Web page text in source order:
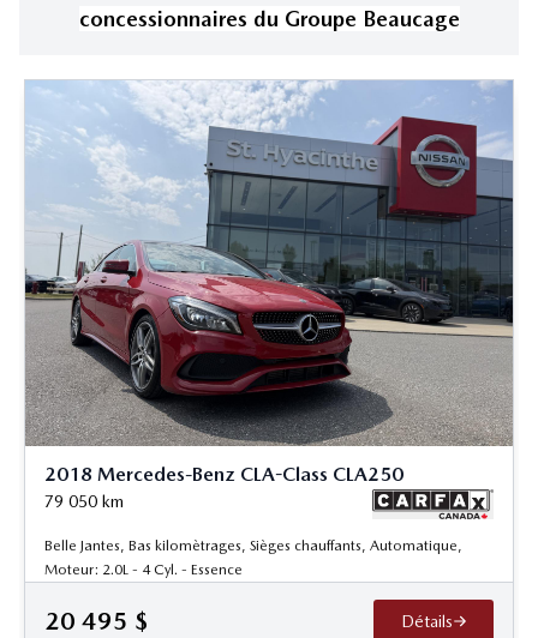
concessionnaires du Groupe Beaucage
2018 Mercedes-Benz CLA-Class CLA250
79 050 km
Belle Jantes, Bas kilomètrages, Sièges chauffants, Automatique,
Moteur: 2.0L - 4 Cyl. - Essence
20 495 $ Détails